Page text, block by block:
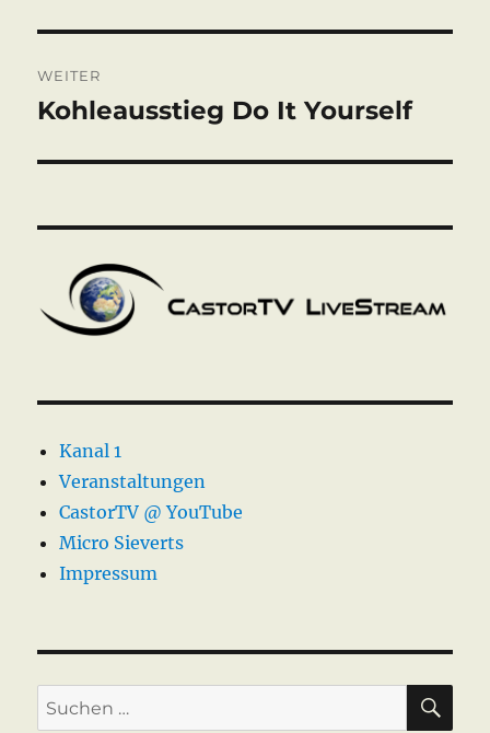
WEITER
Nächster
Kohleausstieg Do It Yourself
Kanal 1
Veranstaltungen
CastorTV @ YouTube
Micro Sieverts
Impressum
Suche